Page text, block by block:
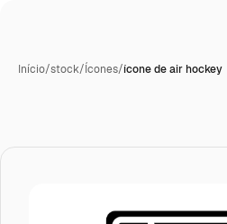
Início/stock/Ícones/ícone de air hockey